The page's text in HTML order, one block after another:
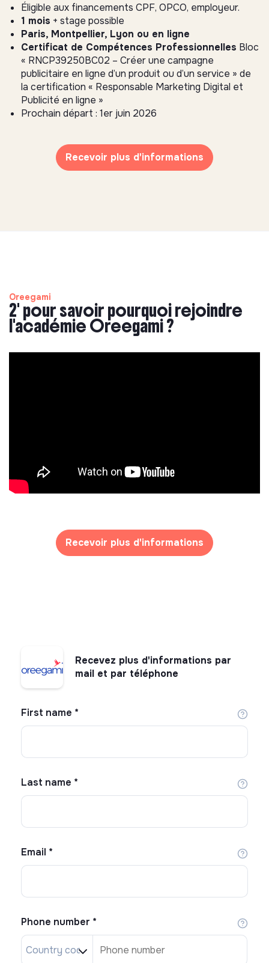
Éligible aux financements CPF, OPCO, employeur.
1 mois + stage possible
Paris, Montpellier, Lyon ou en ligne
Certificat de Compétences Professionnelles Bloc
« RNCP39250BC02 – Créer une campagne
publicitaire en ligne d’un produit ou d’un service » de
la certification « Responsable Marketing Digital et
Publicité en ligne »
Prochain départ : 1er juin 2026
Recevoir plus d'informations
Oreegami
2' pour savoir pourquoi rejoindre
l'académie Oreegami ?
Recevoir plus d'informations
Recevez plus d'informations par
mail et par téléphone
First name *
Last name *
Email *
Phone number *